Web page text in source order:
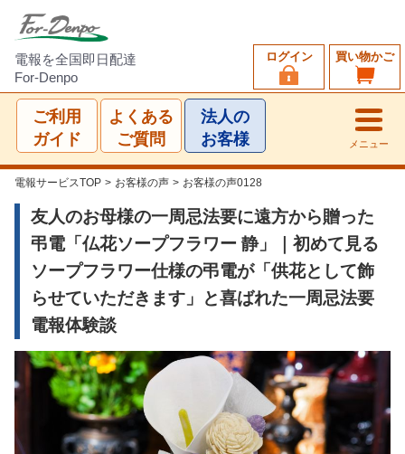
電報を全国即日配達
For-Denpo
買い物かご
ログイン
ご利用
ガイド
よくある
ご質問
法人の
お客様
メニュー
電報サービスTOP > お客様の声 > お客様の声0128
友人のお母様の一周忌法要に遠方から贈った
弔電「仏花ソープフラワー 静」｜初めて見る
ソープフラワー仕様の弔電が「供花として飾
らせていただきます」と喜ばれた一周忌法要
電報体験談